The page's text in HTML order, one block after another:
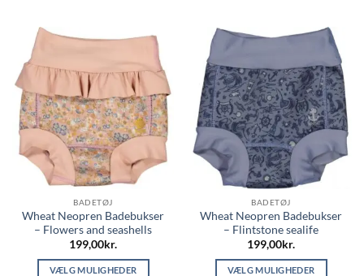
BADETØJ
Wheat Neopren Badebukser
– Flowers and seashells
199,00kr.
VÆLG MULIGHEDER
BADETØJ
Wheat Neopren Badebukser
– Flintstone sealife
199,00kr.
VÆLG MULIGHEDER